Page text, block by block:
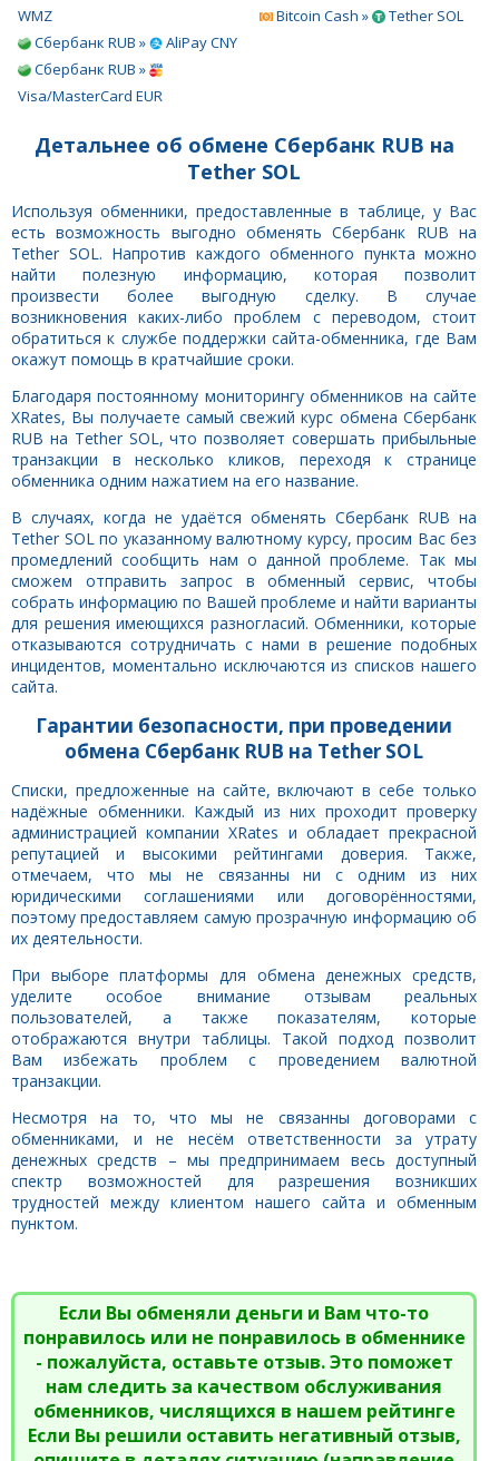
WMZ
Сбербанк RUB »
AliPay CNY
Сбербанк RUB »
Visa/MasterCard EUR
Bitcoin Cash »
Tether SOL
Детальнее об обмене Сбербанк RUB на
Tether SOL
Используя обменники, предоставленные в таблице, у Вас
есть возможность выгодно обменять Сбербанк RUB на
Tether SOL. Напротив каждого обменного пункта можно
найти полезную информацию, которая позволит
произвести более выгодную сделку. В случае
возникновения каких-либо проблем с переводом, стоит
обратиться к службе поддержки сайта-обменника, где Вам
окажут помощь в кратчайшие сроки.
Благодаря постоянному мониторингу обменников на сайте
XRates, Вы получаете самый свежий курс обмена Сбербанк
RUB на Tether SOL, что позволяет совершать прибыльные
транзакции в несколько кликов, переходя к странице
обменника одним нажатием на его название.
В случаях, когда не удаётся обменять Сбербанк RUB на
Tether SOL по указанному валютному курсу, просим Вас без
промедлений сообщить нам о данной проблеме. Так мы
сможем отправить запрос в обменный сервис, чтобы
собрать информацию по Вашей проблеме и найти варианты
для решения имеющихся разногласий. Обменники, которые
отказываются сотрудничать с нами в решение подобных
инцидентов, моментально исключаются из списков нашего
сайта.
Гарантии безопасности, при проведении
обмена Сбербанк RUB на Tether SOL
Списки, предложенные на сайте, включают в себе только
надёжные обменники. Каждый из них проходит проверку
администрацией компании XRates и обладает прекрасной
репутацией и высокими рейтингами доверия. Также,
отмечаем, что мы не связанны ни с одним из них
юридическими соглашениями или договорённостями,
поэтому предоставляем самую прозрачную информацию об
их деятельности.
При выборе платформы для обмена денежных средств,
уделите особое внимание отзывам реальных
пользователей, а также показателям, которые
отображаются внутри таблицы. Такой подход позволит
Вам избежать проблем с проведением валютной
транзакции.
Несмотря на то, что мы не связанны договорами с
обменниками, и не несём ответственности за утрату
денежных средств – мы предпринимаем весь доступный
спектр возможностей для разрешения возникших
трудностей между клиентом нашего сайта и обменным
пунктом.
Если Вы обменяли деньги и Вам что-то
понравилось или не понравилось в обменнике
- пожалуйста, оставьте отзыв. Это поможет
нам следить за качеством обслуживания
обменников, числящихся в нашем рейтинге
Если Вы решили оставить негативный отзыв,